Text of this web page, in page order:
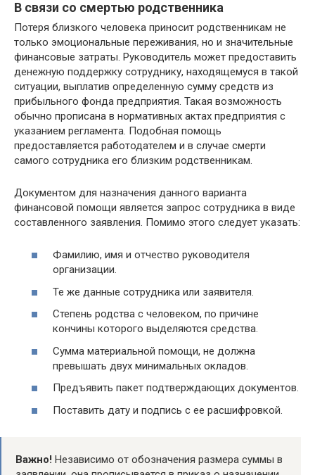
В связи со смертью родственника
Потеря близкого человека приносит родственникам не
только эмоциональные переживания, но и значительные
финансовые затраты. Руководитель может предоставить
денежную поддержку сотруднику, находящемуся в такой
ситуации, выплатив определенную сумму средств из
прибыльного фонда предприятия. Такая возможность
обычно прописана в нормативных актах предприятия с
указанием регламента. Подобная помощь
предоставляется работодателем и в случае смерти
самого сотрудника его близким родственникам.
Документом для назначения данного варианта
финансовой помощи является запрос сотрудника в виде
составленного заявления. Помимо этого следует указать:
Фамилию, имя и отчество руководителя
организации.
Те же данные сотрудника или заявителя.
Степень родства с человеком, по причине
кончины которого выделяются средства.
Сумма материальной помощи, не должна
превышать двух минимальных окладов.
Предъявить пакет подтверждающих документов.
Поставить дату и подпись с ее расшифровкой.
Важно! Независимо от обозначения размера суммы в